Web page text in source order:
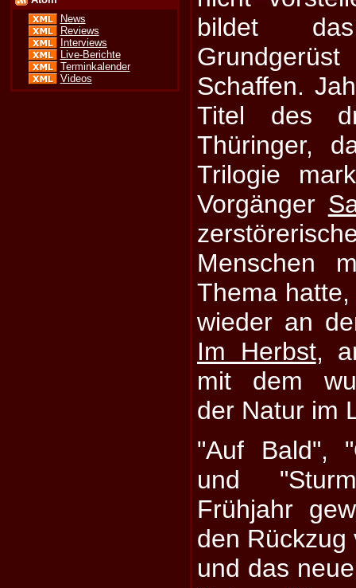
News
Reviews
Interviews
Live-Berichte
Terminkalender
Videos
bildet das
Schaffen.
Titel des
Thüringer,
Trilogie
Vorgänger
Menschen
Thema
wieder an
Im Herbst,
mit dem
der Natur im
"Auf Bald",
und
Frühjahr
den Rückzug
und das